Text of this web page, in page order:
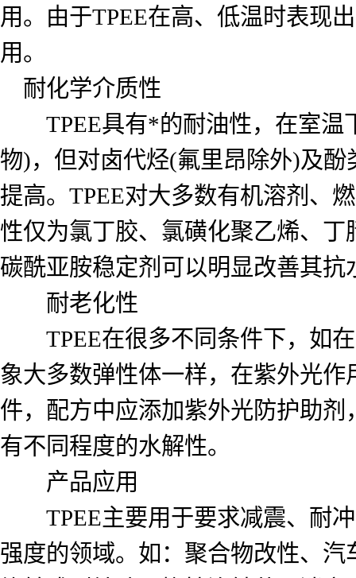
用。由于TPEE在高、低温时表现
用。
耐化学介质性
TPEE具有*的耐油性，在室温
物)，但对卤代烃(氟里昂除外)及
提高。TPEE对大多数有机溶剂、
性仅为氯丁胶、氯磺化聚乙烯、丁
碳酰亚胺稳定剂可以明显改善其抗
耐老化性
TPEE在很多不同条件下，如在
象大多数弹性体一样，在紫外光
件，配方中应添加紫外光防护助
有不同程度的水解性。
产品应用
TPEE主要用于要求减震、耐冲
强度的领域。如：聚合物改性、